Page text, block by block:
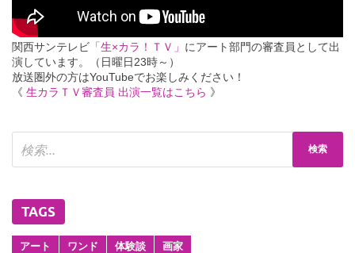
関西サンテレビ 「生×カラ！ＴＶ」 にアート部門の審査員として出
演しています。（日曜日23時～）
放送圏外の方はYouTubeでお楽しみください！
《 生カラＴＶ審査員 出演一覧はこちら 》
TAGS
アート ワンド 体験談 画家